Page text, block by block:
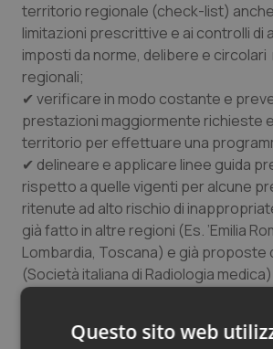
territorio regionale (check-list)
limitazioni prescrittive e ai controlli
imposti da norme, delibere e circolari
regionali;
✔ verificare in modo costante e
prestazioni maggiormente richieste
territorio per effettuare una
✔ delineare e applicare linee guida
rispetto a quelle vigenti per alcune
ritenute ad alto rischio di
già fatto in altre regioni (Es. ’Emilia
Lombardia, Toscana) e già proposte
(Società italiana di Radiologia medica)
perché lo stesso allarme si estende a
Questo sito web